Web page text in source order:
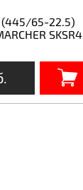
65-22.5)
SKSR4